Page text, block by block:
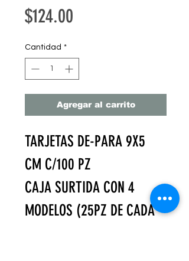
$124.00
Cantidad *
Agregar al carrito
TARJETAS DE-PARA 9X5
CM C/100 PZ
CAJA SURTIDA CON 4
MODELOS (25PZ DE CADA